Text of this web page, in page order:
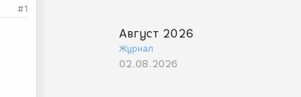
Август 2026
Журнал
02.08.2026
#1